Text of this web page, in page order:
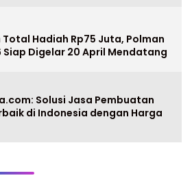
Hadiah Rp75 Juta, Polman
Siap Digelar 20 April Mendatang
Solusi Jasa Pembuatan
di Indonesia dengan Harga